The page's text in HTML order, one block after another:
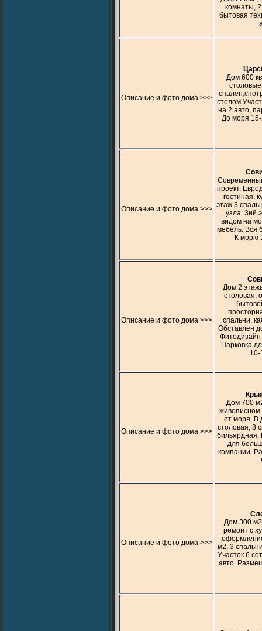
комнаты, 2
бытовая
Описание и фото дома >>>
Дом 600
на 2 авто,
До моря
Описание и фото дома >>>
проект.
гостиная,
этаж 3
узла. 3ий
видом на
мебель. Вся
К морю
Описание и фото дома >>>
Дом 2
столовая,
спальни,
Обставлен
Фитодизайн
Парковка
Описание и фото дома >>>
Дом 700
живописном
от моря. В
столовая, 8
бильярдная.
для
компании.
Описание и фото дома >>>
Дом 300
ремонт с
м2, 3
Участок 6
авто.